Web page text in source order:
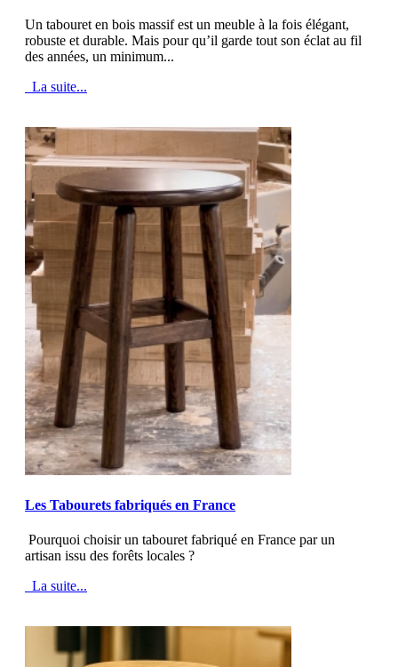
Un tabouret en bois massif est un meuble à la fois élégant,
robuste et durable. Mais pour qu’il garde tout son éclat au fil
des années, un minimum...
La suite...
Les Tabourets fabriqués en France
Pourquoi choisir un tabouret fabriqué en France par un
artisan issu des forêts locales ?
La suite...